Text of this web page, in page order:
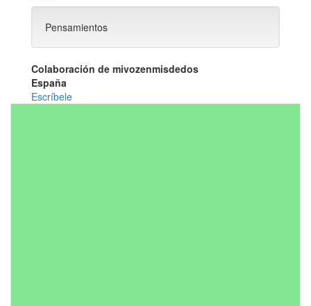
Pensamientos
Colaboración de mivozenmisdedos
España
Escríbele